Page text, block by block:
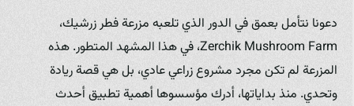
دعونا نتأمل بعمق في الدور الذي تلعبه مزرعة فطر زرشيك،
Zerchik Mushroom Farm، في هذا المشهد المتطور. هذه
المزرعة لم تكن مجرد مشروع زراعي عادي، بل هي قصة ريادة
وتحدي. منذ بداياتها، أدرك مؤسسوها أهمية تطبيق أحدث